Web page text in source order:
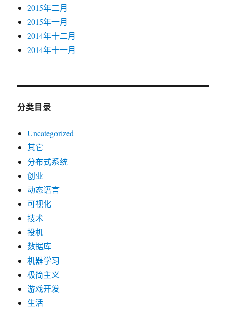
2015年二月
2015年一月
2014年十二月
2014年十一月
分类目录
Uncategorized
其它
分布式系统
创业
动态语言
可视化
技术
投机
数据库
机器学习
极简主义
游戏开发
生活